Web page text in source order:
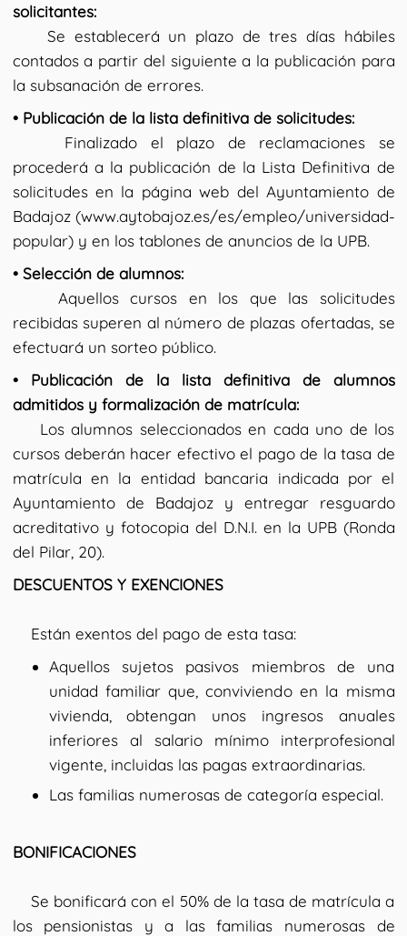
solicitantes:
Se establecerá un plazo de tres días hábiles
contados a partir del siguiente a la publicación para
la subsanación de errores.
• Publicación de la lista definitiva de solicitudes:
Finalizado el plazo de reclamaciones se
procederá a la publicación de la Lista Definitiva de
solicitudes en la página web del Ayuntamiento de
Badajoz (www.aytobajoz.es/es/empleo/universidad-
popular) y en los tablones de anuncios de la UPB.
• Selección de alumnos:
Aquellos cursos en los que las solicitudes
recibidas superen al número de plazas ofertadas, se
efectuará un sorteo público.
• Publicación de la lista definitiva de alumnos
admitidos y formalización de matrícula:
Los alumnos seleccionados en cada uno de los
cursos deberán hacer efectivo el pago de la tasa de
matrícula en la entidad bancaria indicada por el
Ayuntamiento de Badajoz y entregar resguardo
acreditativo y fotocopia del D.N.I. en la UPB (Ronda
del Pilar, 20).
DESCUENTOS Y EXENCIONES
Están exentos del pago de esta tasa:
Aquellos sujetos pasivos miembros de una
unidad familiar que, conviviendo en la misma
vivienda, obtengan unos ingresos anuales
inferiores al salario mínimo interprofesional
vigente, incluidas las pagas extraordinarias.
Las familias numerosas de categoría especial.
BONIFICACIONES
Se bonificará con el 50% de la tasa de matrícula a
los pensionistas y a las familias numerosas de